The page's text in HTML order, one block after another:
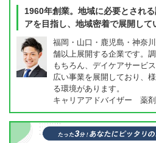
1960年創業。地域に必要とされ
アを目指し、地域密着で展開して
福岡・山口・鹿児島・神奈
舗以上展開する企業です。
もちろん、デイケアサービ
広い事業を展開しており、
る環境があります。
キャリアアドバイザー 薬剤